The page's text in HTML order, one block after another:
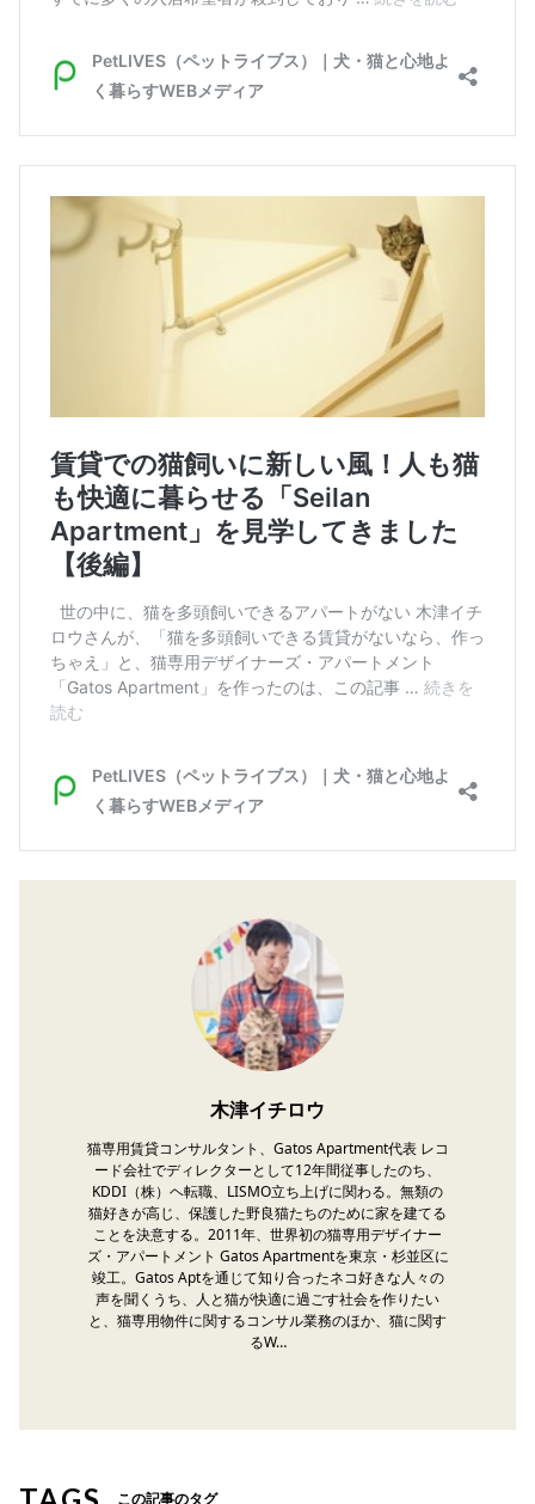
木津イチロウ
猫専用賃貸コンサルタント、Gatos Apartment代表 レコ
ード会社でディレクターとして12年間従事したのち、
KDDI（株）ヘ転職、LISMO立ち上げに関わる。無類の
猫好きが高じ、保護した野良猫たちのために家を建てる
ことを決意する。2011年、世界初の猫専用デザイナー
ズ・アパートメント Gatos Apartmentを東京・杉並区に
竣工。Gatos Aptを通じて知り合ったネコ好きな人々の
声を聞くうち、人と猫が快適に過ごす社会を作りたい
と、猫専用物件に関するコンサル業務のほか、猫に関す
るW…
この記事のタグ